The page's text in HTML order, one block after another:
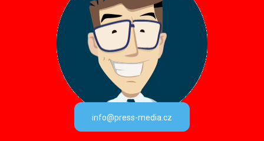
info@press-media.cz